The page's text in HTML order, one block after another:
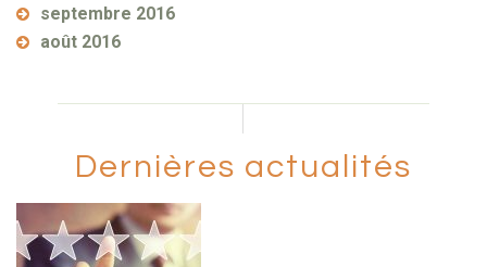
septembre 2016
août 2016
Dernières actualités